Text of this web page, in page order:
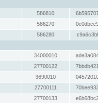
586810
586270
586280
34000010
27700122
3690010
27700111
27700133